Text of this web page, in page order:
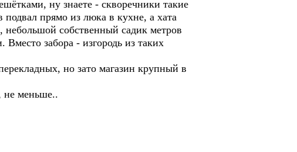
ну знаете - скворечники такие
прямо из люка в кухне, а хата
собственный садик метров
забора - изгородь из таких
но зато магазин крупный в
не меньше..